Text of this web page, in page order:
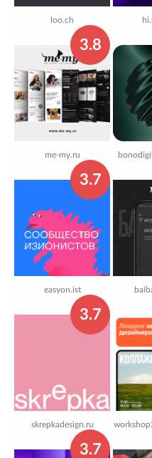
loo.ch
3.8
me-my.ru
3.7
easyon.ist
3.7
skrepkadesign.ru
3.7